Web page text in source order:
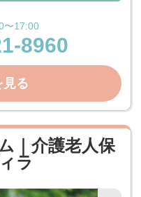
〜17:00
8960
見る
｜介護老人保
ラ